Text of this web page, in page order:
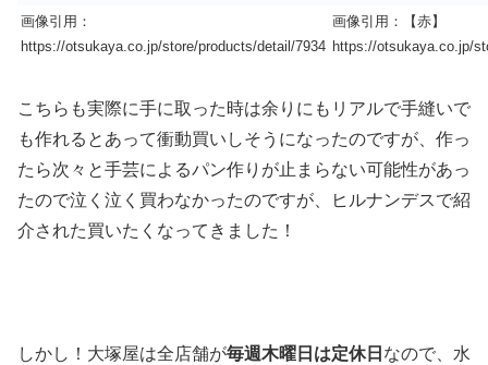
画像引用：
https://otsukaya.co.jp/store/products/detail/7934
画像引用：【赤】
https://otsukaya.co.jp/
こちらも実際に手に取った時は余りにもリアルで手縫いで
も作れるとあって衝動買いしそうになったのですが、作っ
たら次々と手芸によるパン作りが止まらない可能性があっ
たので泣く泣く買わなかったのですが、ヒルナンデスで紹
介された買いたくなってきました！
しかし！大塚屋は全店舗が毎週木曜日は定休日 なので、水